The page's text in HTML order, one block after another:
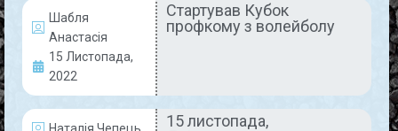
Шабля
Анастасія
15 Листопада,
2022
Стартував Кубок
профкому з волейболу
15 листопада,
На саміті G20 Володимир
Зеленський запропонував світові